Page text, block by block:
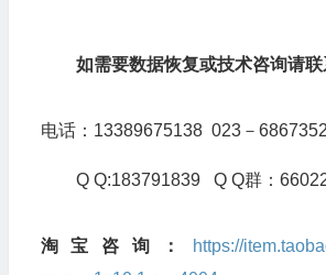
如需要数据恢复或技术咨询请联
电话：13389675138 023－
Q Q:183791839 Q Q群：
淘宝咨询：
https://